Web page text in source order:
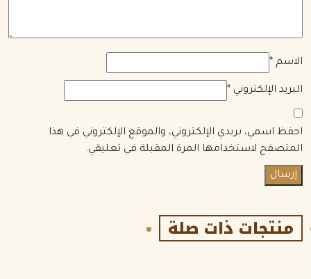
الاسم *
البريد الإلكتروني *
احفظ اسمي، بريدي الإلكتروني، والموقع الإلكتروني في هذا
المتصفح لاستخدامها المرة المقبلة في تعليقي.
منتجات ذات صلة